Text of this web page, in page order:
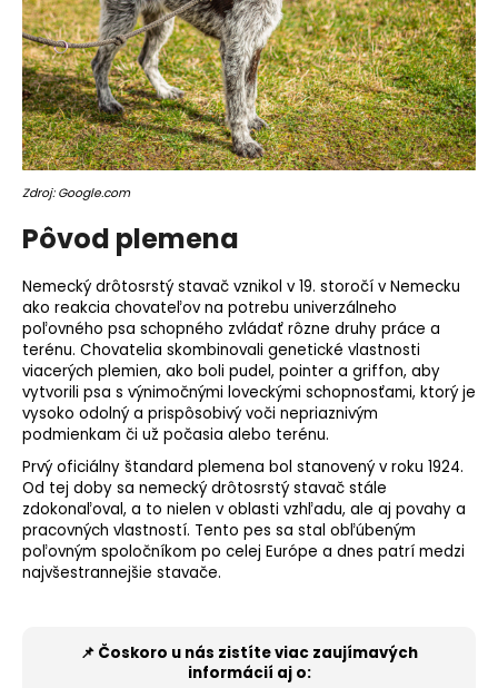
Zdroj: Google.com
Pôvod plemena
Nemecký drôtosrstý stavač vznikol v 19. storočí v Nemecku
ako reakcia chovateľov na potrebu univerzálneho
poľovného psa schopného zvládať rôzne druhy práce a
terénu. Chovatelia skombinovali genetické vlastnosti
viacerých plemien, ako boli pudel, pointer a griffon, aby
vytvorili psa s výnimočnými loveckými schopnosťami, ktorý je
vysoko odolný a prispôsobivý voči nepriaznivým
podmienkam či už počasia alebo terénu.
Prvý oficiálny štandard plemena bol stanovený v roku 1924.
Od tej doby sa nemecký drôtosrstý stavač stále
zdokonaľoval, a to nielen v oblasti vzhľadu, ale aj povahy a
pracovných vlastností. Tento pes sa stal obľúbeným
poľovným spoločníkom po celej Európe a dnes patrí medzi
najvšestrannejšie stavače.
📌 Čoskoro u nás zistíte viac zaujímavých
informácií aj o:
O
d
p
o
r
ú
č
a
m
e